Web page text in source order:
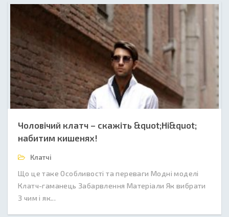
Чоловічий клатч – скажіть &quot;Ні&quot;
набитим кишенях!
Клатчі
Що це таке Особливості та переваги Модні моделі
Клатч-гаманець Забарвлення Матеріали Як вибрати
З чим і як...